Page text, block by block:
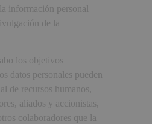
información personal
de la
los objetivos
datos personales pueden
de recursos humanos,
aliados y accionistas,
colaboradores que la